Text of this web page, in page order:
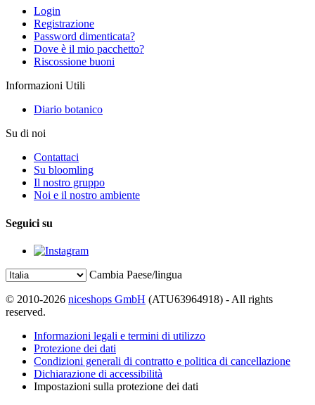
Login
Registrazione
Password dimenticata?
Dove è il mio pacchetto?
Riscossione buoni
Informazioni Utili
Diario botanico
Su di noi
Contattaci
Su bloomling
Il nostro gruppo
Noi e il nostro ambiente
Seguici su
Cambia Paese/lingua
© 2010-2026 niceshops GmbH (ATU63964918) - All rights
reserved.
Informazioni legali e termini di utilizzo
Protezione dei dati
Condizioni generali di contratto e politica di cancellazione
Dichiarazione di accessibilità
Impostazioni sulla protezione dei dati